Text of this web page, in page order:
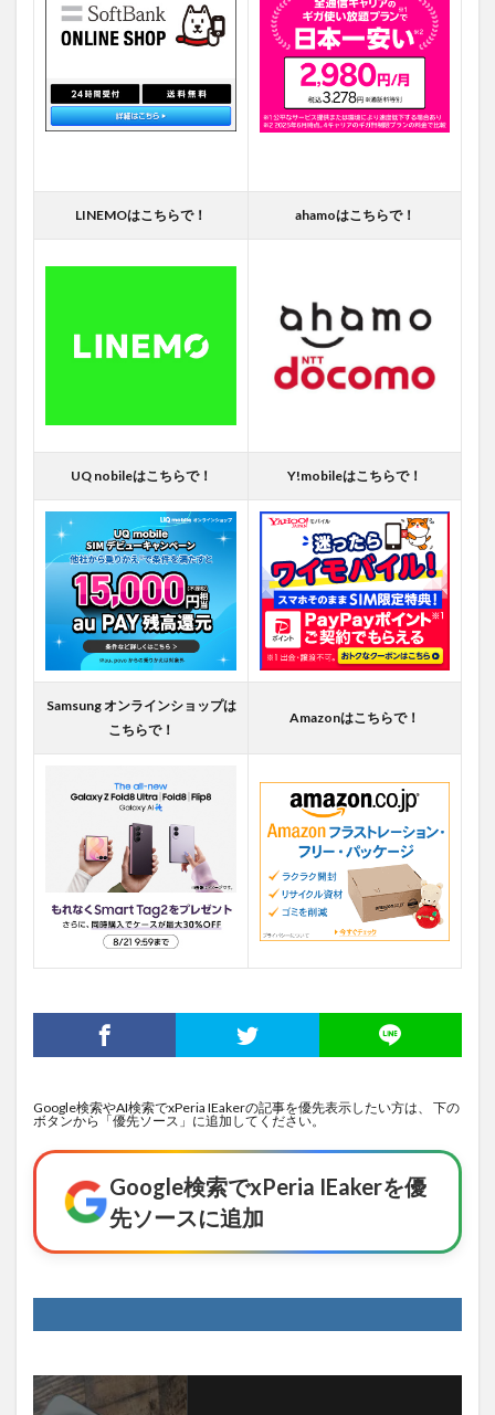
LINEMOはこちらで！ ahamoはこちらで！
UQ nobileはこちらで！ Y!mobileはこちらで！
Samsung オンラインショップは
こちらで！
Amazonはこちらで！
Google検索やAI検索でxPeria IEakerの記事を優先表示したい方は、 下の
ボタンから「優先ソース」に追加してください。
Google検索でxPeria IEakerを優
先ソースに追加